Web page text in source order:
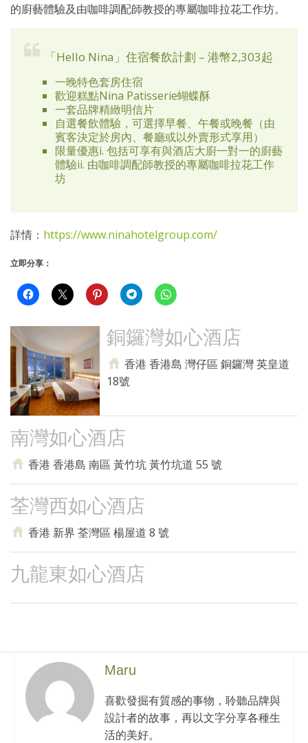
的廚藝體驗及由咖啡調配師教授的專屬咖啡拉花工作坊。
「Hello Nina」住宿餐飲計劃 – 港幣2,303起
一晚特色套房住宿
歡迎糕點Nina Patisserie蝴蝶酥
一套品牌精緻明信片
自選餐飲體驗，可選擇早餐、午餐或晚餐（由
賓客決定於房內、餐廳或以外賣形式享用）
限量優惠i. 包括可享有與酒店大廚一對一的廚藝
體驗ii. 由咖啡調配師教授的專屬咖啡拉花工作
坊
詳情： https://www.ninahotelgroup.com/
立即分享：
銅鑼灣如心酒店
香港 香港島 灣仔區 銅鑼灣 英皇道
18號
南灣如心酒店
香港 香港島 南區 黃竹坑 黃竹坑道 55 號
荃灣西如心酒店
香港 新界 荃灣區 楊屋道 8 號
九龍東如心酒店
Maru
喜歡發掘有質感的事物，聆聽品牌與
設計者的故事，再以文字分享各種生
活的美好。